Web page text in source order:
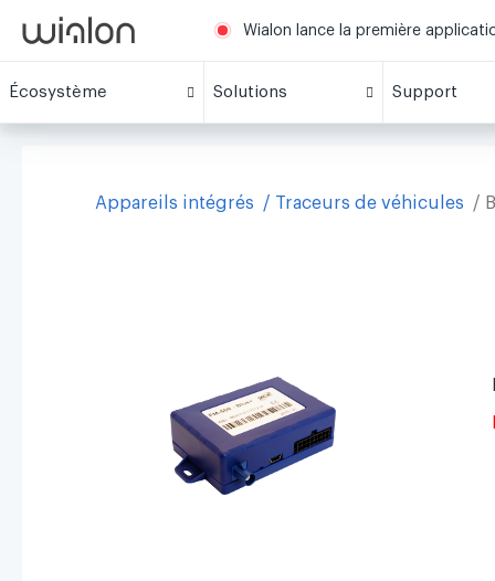
Wialon lance la première
Écosystème Solutions Support
Appareils intégrés Traceurs de véhicules